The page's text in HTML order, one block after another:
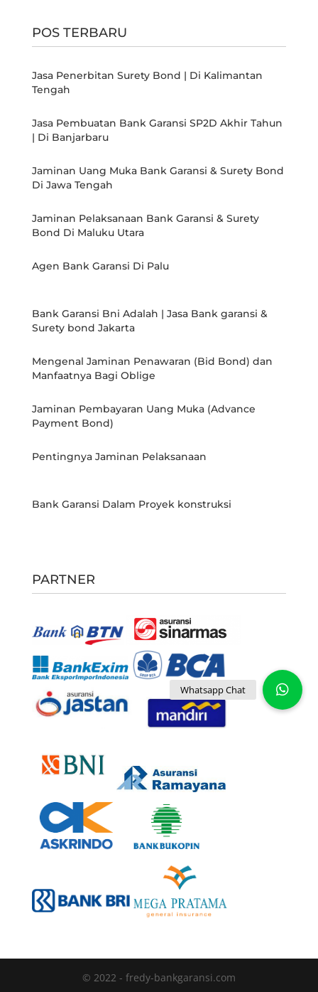
POS TERBARU
Jasa Penerbitan Surety Bond | Di Kalimantan
Tengah
Jasa Pembuatan Bank Garansi SP2D Akhir Tahun
| Di Banjarbaru
Jaminan Uang Muka Bank Garansi & Surety Bond
Di Jawa Tengah
Jaminan Pelaksanaan Bank Garansi & Surety
Bond Di Maluku Utara
Agen Bank Garansi Di Palu
Bank Garansi Bni Adalah | Jasa Bank garansi &
Surety bond Jakarta
Mengenal Jaminan Penawaran (Bid Bond) dan
Manfaatnya Bagi Oblige
Jaminan Pembayaran Uang Muka (Advance
Payment Bond)
Pentingnya Jaminan Pelaksanaan
Bank Garansi Dalam Proyek konstruksi
PARTNER
© 2022 - fredy-bankgaransi.com